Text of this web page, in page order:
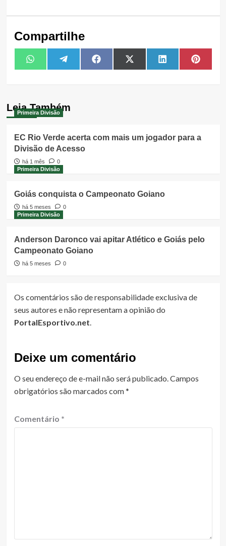
Compartilhe
Share
on
WhatsAppShare
on
TelegramShare
on
FacebookShare
on
X
(Twitter)
Share
on
LinkedIn Share
on
Leia Também
Primeira Divisão
EC Rio Verde acerta com mais um jogador para a
Divisão de Acesso
há 1 mês
0
Primeira Divisão
Goiás conquista o Campeonato Goiano
há 5 meses
0
Primeira Divisão
Anderson Daronco vai apitar Atlético e Goiás pelo
Campeonato Goiano
há 5 meses 0
Os comentários são de responsabilidade exclusiva de
seus autores e não representam a opinião do
PortalEsportivo.net.
Deixe um comentário
O seu endereço de e-mail não será publicado.Campos
obrigatórios são marcados com*
Comentário *